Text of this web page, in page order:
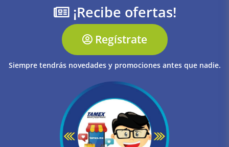
¡Recibe ofertas!
Regístrate
Siempre tendrás novedades y promociones antes que nadie.